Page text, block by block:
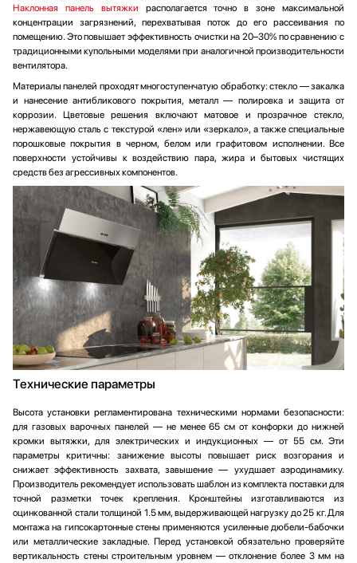
Наклонная панель вытяжки располагается точно в зоне максимальной
концентрации загрязнений, перехватывая поток до его рассеивания по
помещению. Это повышает эффективность очистки на 20–30% по сравнению с
традиционными купольными моделями при аналогичной производительности
вентилятора.
Материалы панелей проходят многоступенчатую обработку: стекло — закалка
и нанесение антибликового покрытия, металл — полировка и защита от
коррозии. Цветовые решения включают матовое и прозрачное стекло,
нержавеющую сталь с текстурой «лен» или «зеркало», а также специальные
порошковые покрытия в черном, белом или графитовом исполнении. Все
поверхности устойчивы к воздействию пара, жира и бытовых чистящих
средств без агрессивных компонентов.
Технические параметры
Высота установки регламентирована техническими нормами безопасности:
для газовых варочных панелей — не менее 65 см от конфорки до нижней
кромки вытяжки, для электрических и индукционных — от 55 см. Эти
параметры критичны: занижение высоты повышает риск возгорания и
снижает эффективность захвата, завышение — ухудшает аэродинамику.
Производитель рекомендует использовать шаблон из комплекта поставки для
точной разметки точек крепления. Кронштейны изготавливаются из
оцинкованной стали толщиной 1.5 мм, выдерживающей нагрузку до 25 кг. Для
монтажа на гипсокартонные стены применяются усиленные дюбели-бабочки
или металлические закладные. Перед установкой обязательно проверяйте
вертикальность стены строительным уровнем — отклонение более 3 мм на